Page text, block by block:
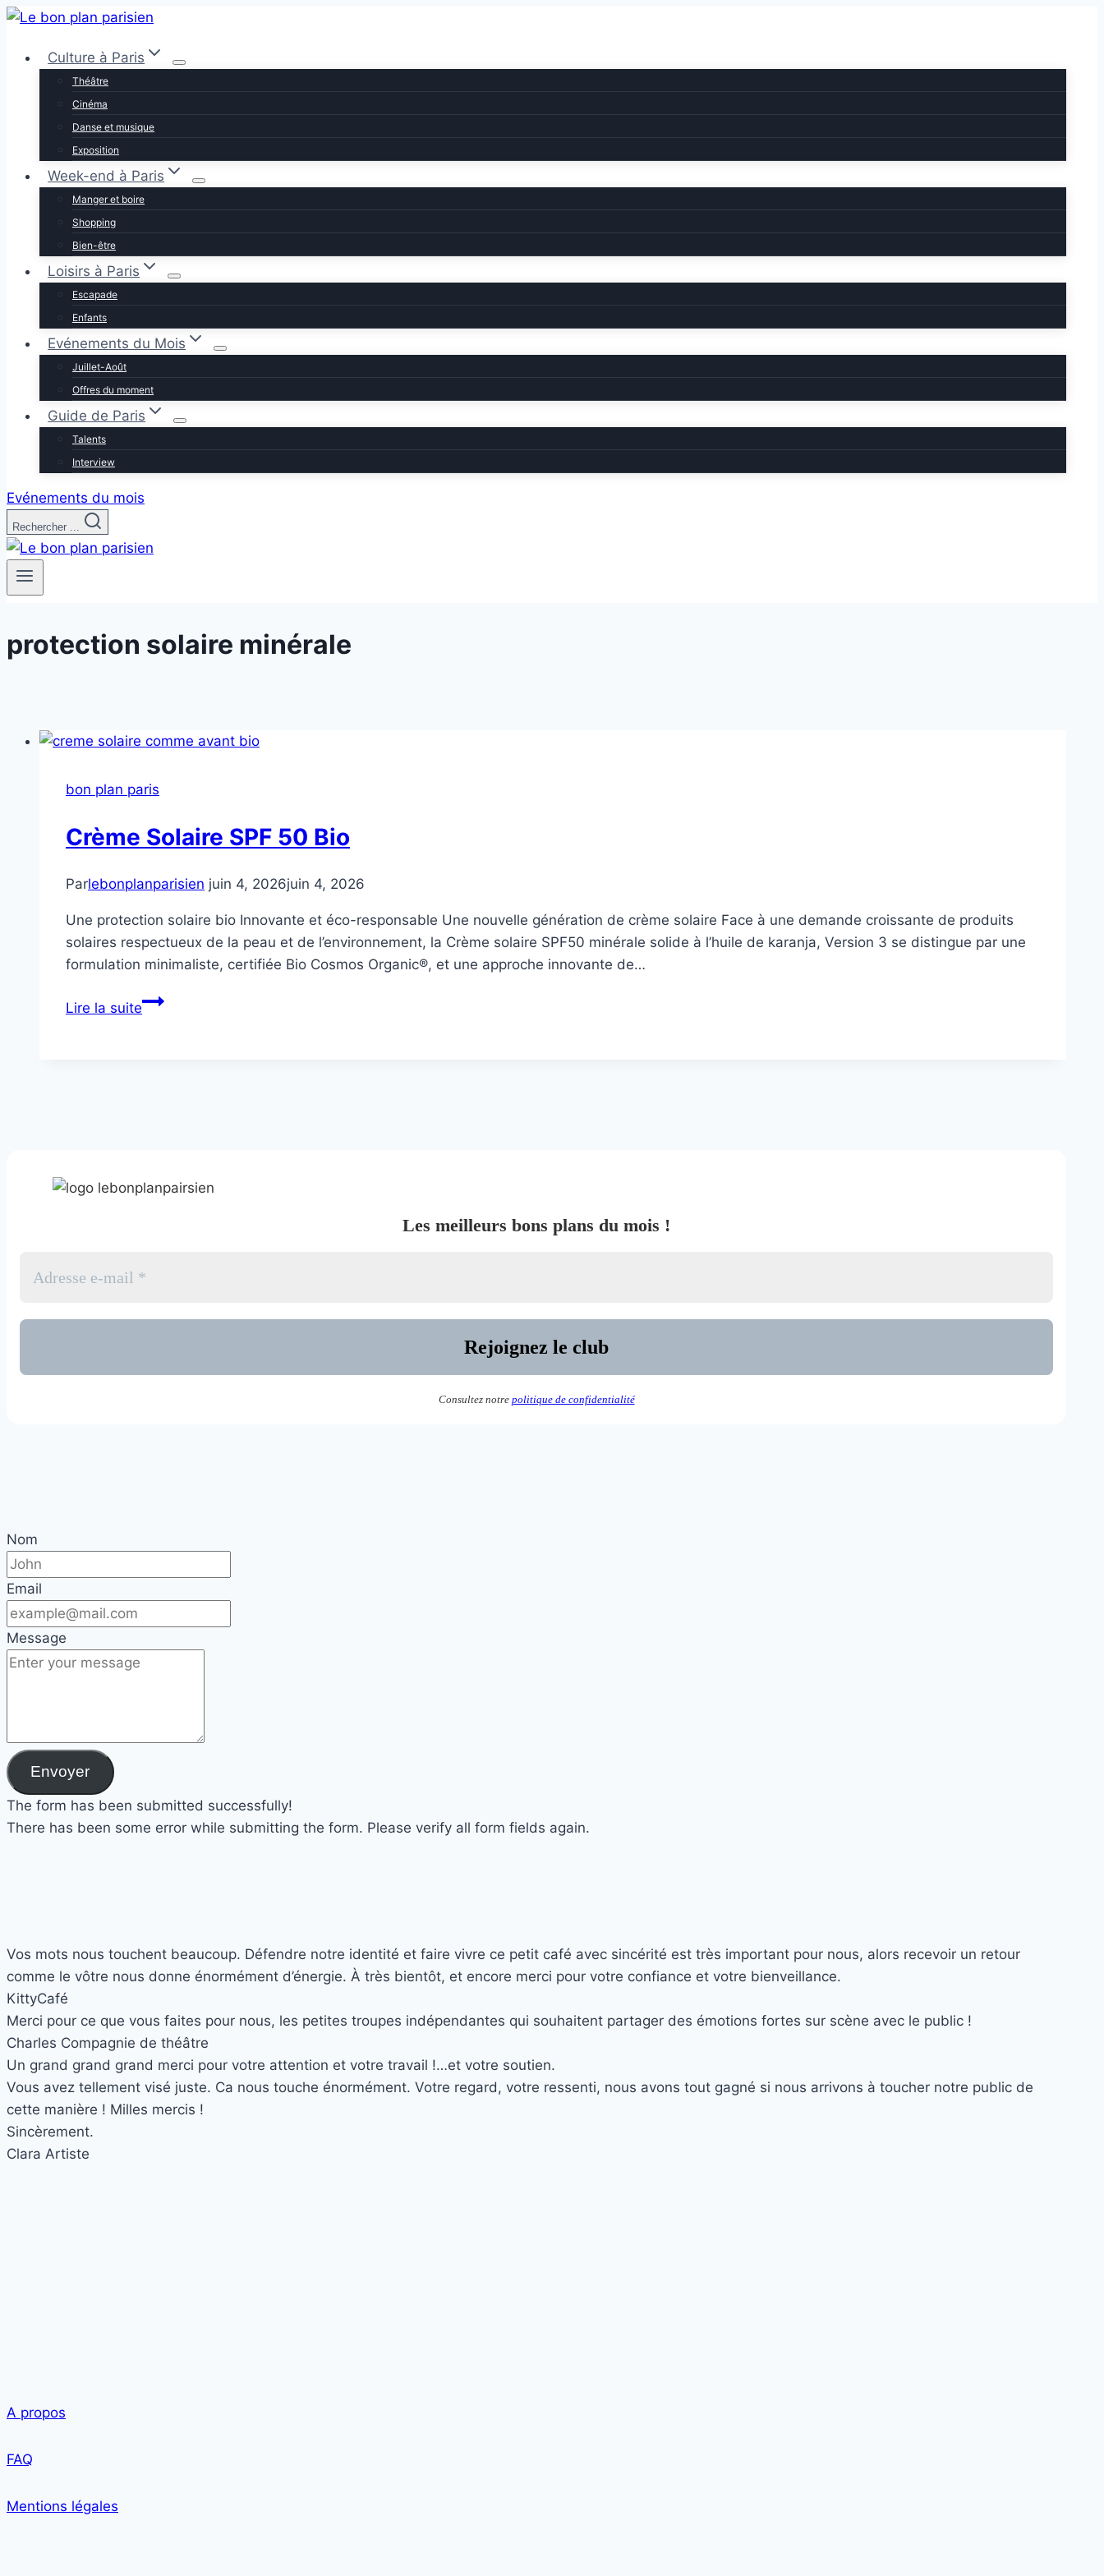
Aller
contenuCulture à Paris
Théâtre
Cinéma
Danse et musique
Exposition
Week-end à Paris
Manger et boire
Shopping
Bien-être
Loisirs à Paris
Escapade
Enfants
Evénements du Mois
Juillet-Août
Offres du moment
Guide de Paris
Talents
Interview
Evénements du mois
Rechercher ...
protection solaire minérale
bon plan paris
Crème Solaire SPF 50 Bio
Parlebonplanparisien juin 4, 2026juin 4, 2026
Une protection solaire bio Innovante et éco-responsable Une nouvelle génération de crème solaire Face à une demande croissante de produits
solaires respectueux de la peau et de l’environnement, la Crème solaire SPF50 minérale solide à l’huile de karanja, Version 3 se distingue par une
formulation minimaliste, certifiée Bio Cosmos Organic®, et une approche innovante de…
Lire la suiteCrème
Les meilleurs bons plans du mois !
Consultez notre politique de confidentialité
Nom
Email
Message
Envoyer
The form has been submitted successfully!
There has been some error while submitting the form. Please verify all form fields again.
Vos mots nous touchent beaucoup. Défendre notre identité et faire vivre ce petit café avec sincérité est très important pour nous, alors recevoir un retour
comme le vôtre nous donne énormément d’énergie. À très bientôt, et encore merci pour votre confiance et votre bienveillance.
KittyCafé
Merci pour ce que vous faites pour nous, les petites troupes indépendantes qui souhaitent partager des émotions fortes sur scène avec le public !
Charles Compagnie de théâtre
Un grand grand grand merci pour votre attention et votre travail !…et votre soutien.
Vous avez tellement visé juste. Ca nous touche énormément. Votre regard, votre ressenti, nous avons tout gagné si nous arrivons à toucher notre public de
cette manière ! Milles mercis !
Sincèrement.
Clara Artiste
A propos
FAQ
Mentions légales